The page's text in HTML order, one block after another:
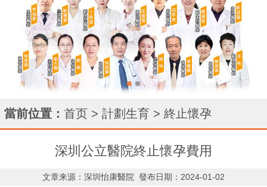
當前位置： 首页 > 計劃生育 > 終止懷孕
深圳公立醫院終止懷孕費用
文章来源：深圳怡康醫院 發布日期：2024-01-02